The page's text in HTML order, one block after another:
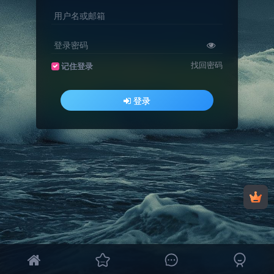
用户名或邮箱
登录密码
记住登录 找回密码
登录